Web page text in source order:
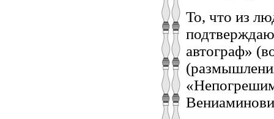
То, что из
автограф»